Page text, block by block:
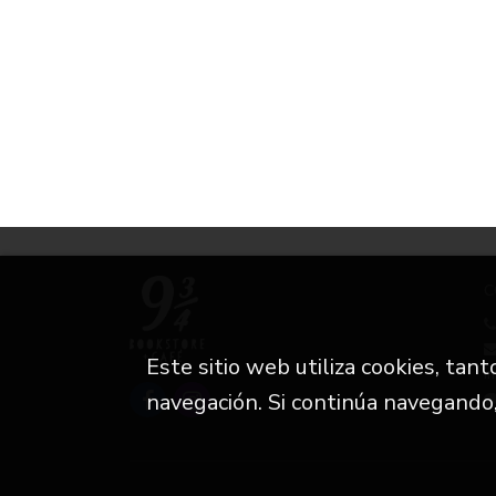
Este sitio web utiliza cookies,
navegación. Si continúa